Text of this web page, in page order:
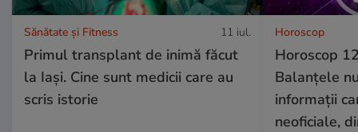
Sănătate și Fitness 11 iul.
Primul transplant de inimă făcut
la Iași. Cine sunt medicii care au
scris istorie
Horoscop
Horoscop
Balanțele
informații
neoficiale,